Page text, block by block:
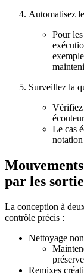
Automatisez
Pour
Surveillez la
Vérifiez
Le cas
notation
par les
La conception à
contrôle précis :
Nettoyage
Remixes